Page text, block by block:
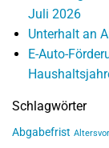
Juli 2026
Unterhalt an
E-Auto-
Schlagwörter
Abgabefrist